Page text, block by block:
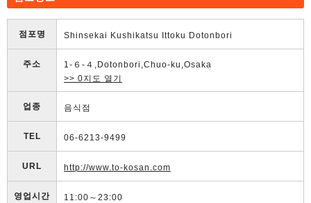
점포명 Shinsekai Kushikatsu Ittoku Dotonbori
주소
1-６-４,Dotonbori,Chuo-ku,Osaka
>> 0지도 열기
업종 음식점
TEL 06-6213-9499
URL http://www.to-kosan.com
영업시간 11:00～23:00